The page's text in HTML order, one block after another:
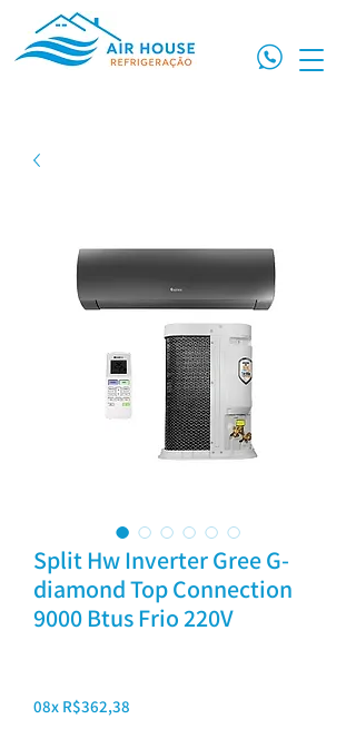
Split Hw Inverter Gree G-
diamond Top Connection
9000 Btus Frio 220V
08x R$362,38